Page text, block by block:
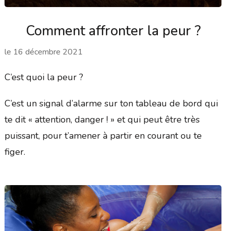
Comment affronter la peur ?
le 16 décembre 2021
C’est quoi la peur ?
C’est un signal d’alarme sur ton tableau de bord qui
te dit « attention, danger ! » et qui peut être très
puissant, pour t’amener à partir en courant ou te
figer.